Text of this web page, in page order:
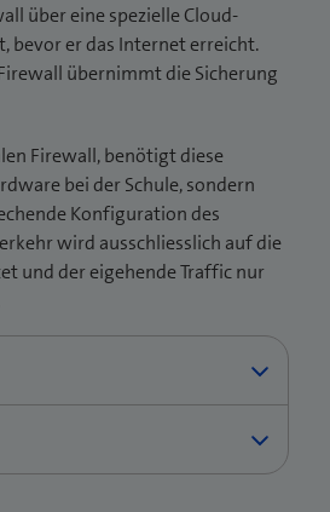
kann dazu verwendet
Teile Ihres Netzwerks zu
können Sie sensible Daten
und verhindern, dass ein
Wartung)
oder ihrem IT-Partner.
ist nicht zu unterschätzen und
Kenntnisse und
über eine spezielle Cloud-
bevor er das Internet erreicht.
übernimmt die Sicherung
Firewall, benötigt diese
bei der Schule, sondern
Konfiguration des
wird ausschliesslich auf die
und der eigehende Traffic nur
Firewall kann zugleich für